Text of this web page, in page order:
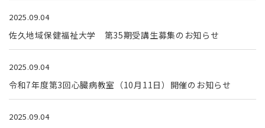
2025.09.04
佐久地域保健福祉大学 第35期受講生募集のお知らせ
2025.09.04
令和7年度第3回心臓病教室（10月11日）開催のお知らせ
2025.09.04